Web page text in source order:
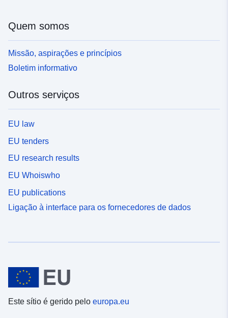
Quem somos
Missão, aspirações e princípios
Boletim informativo
Outros serviços
EU law
EU tenders
EU research results
EU Whoiswho
EU publications
Ligação à interface para os fornecedores de dados
Este sítio é gerido pelo europa.eu